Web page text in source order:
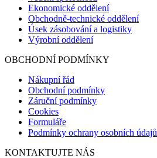
Ekonomické oddělení
Obchodně-technické oddělení
Úsek zásobování a logistiky
Výrobní oddělení
OBCHODNÍ PODMÍNKY
Nákupní řád
Obchodní podmínky
Záruční podmínky
Cookies
Formuláře
Podmínky ochrany osobních údajů
KONTAKTUJTE NÁS